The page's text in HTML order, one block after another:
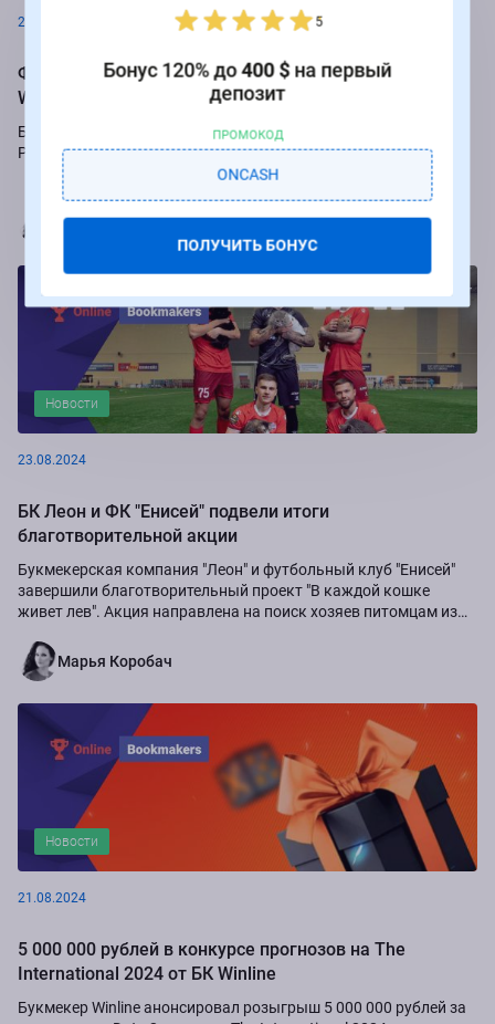
26.08.2024
Фрибеты до 250 000 рублей за ставки на РПЛ от БК
Winline
Букмекер Winline подарит бесплатные ставки за пари на игры
Российской Премьер-лиги.
Марья Коробач
Новости
23.08.2024
БК Леон и ФК "Енисей" подвели итоги
благотворительной акции
Букмекерская компания "Леон" и футбольный клуб "Енисей"
завершили благотворительный проект "В каждой кошке
живет лев". Акция направлена на поиск хозяев питомцам из
Марья Коробач
Новости
21.08.2024
5 000 000 рублей в конкурсе прогнозов на The
International 2024 от БК Winline
Букмекер Winline анонсировал розыгрыш 5 000 000 рублей за
5
Бонус 120% до400 $на первый
депозит
ПРОМОКОД
ONCASH
ПОЛУЧИТЬ БОНУС